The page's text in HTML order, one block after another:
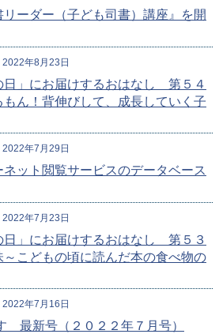
ーダー（子ども司書）講座』を開
2022年8月23日
日」にお届けするおはなし 第５４
ん！背伸びして、成長していく子
2022年7月29日
ット閲覧サービスのデータベース
2022年7月23日
日」にお届けするおはなし 第５３
こどもの頃に読んだ本の食べ物の
2022年7月16日
最新号（２０２２年７月号）